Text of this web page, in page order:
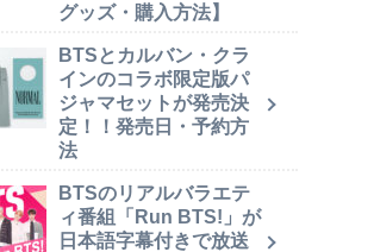
グッズ・購入方法】
BTSとカルバン・クラ
インのコラボ限定版パ
ジャマセットが発売決
定！！発売日・予約方
法
BTSのリアルバラエテ
ィ番組「Run BTS!」が
日本語字幕付きで放送